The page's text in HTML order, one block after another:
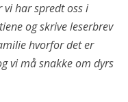
vi har spredt oss i
og skrive leserbrev
hvorfor det er
vi må snakke om dyrs